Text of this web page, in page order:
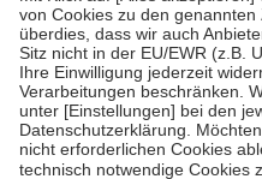
• Kindern und Jugendlichen bis
mit Ausnahme der Fahrkosten
• Untersuchungen zur Vorsorge
GKV getragen werden
• empfohlenen Schutzimpfungen
• Harn- und Blutteststreifen